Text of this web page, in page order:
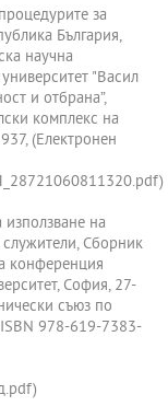
за
България,
научна
"Васил
и отбрана”,
комплекс на
(Електронен
на
Сборник
конференция
София, 27-
съюз по
978-619-7383-